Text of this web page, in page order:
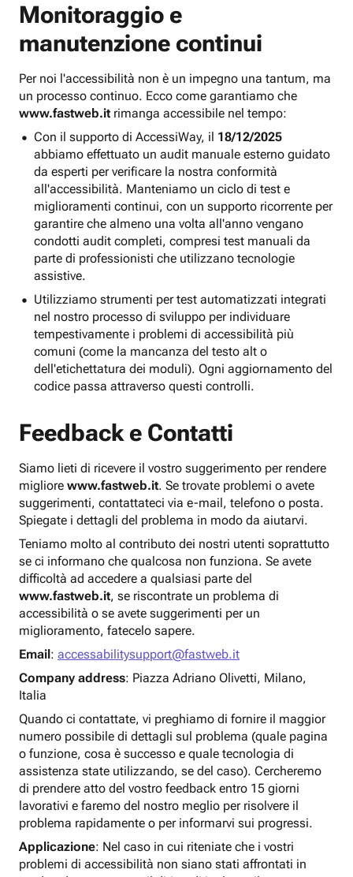
Monitoraggio e
manutenzione continui
Per noi l'accessibilità non è un impegno una tantum, ma
un processo continuo. Ecco come garantiamo che
www.fastweb.it rimanga accessibile nel tempo:
Con il supporto di AccessiWay, il 18/12/2025
abbiamo effettuato un audit manuale esterno guidato
da esperti per verificare la nostra conformità
all'accessibilità. Manteniamo un ciclo di test e
miglioramenti continui, con un supporto ricorrente per
garantire che almeno una volta all'anno vengano
condotti audit completi, compresi test manuali da
parte di professionisti che utilizzano tecnologie
assistive.
Utilizziamo strumenti per test automatizzati integrati
nel nostro processo di sviluppo per individuare
tempestivamente i problemi di accessibilità più
comuni (come la mancanza del testo alt o
dell'etichettatura dei moduli). Ogni aggiornamento del
codice passa attraverso questi controlli.
Feedback e Contatti
Siamo lieti di ricevere il vostro suggerimento per rendere
migliore www.fastweb.it. Se trovate problemi o avete
suggerimenti, contattateci via e-mail, telefono o posta.
Spiegate i dettagli del problema in modo da aiutarvi.
Teniamo molto al contributo dei nostri utenti soprattutto
se ci informano che qualcosa non funziona. Se avete
difficoltà ad accedere a qualsiasi parte del
www.fastweb.it, se riscontrate un problema di
accessibilità o se avete suggerimenti per un
miglioramento, fatecelo sapere.
Email: accessabilitysupport@fastweb.it
Company address: Piazza Adriano Olivetti, Milano,
Italia
Quando ci contattate, vi preghiamo di fornire il maggior
numero possibile di dettagli sul problema (quale pagina
o funzione, cosa è successo e quale tecnologia di
assistenza state utilizzando, se del caso). Cercheremo
di prendere atto del vostro feedback entro 15 giorni
lavorativi e faremo del nostro meglio per risolvere il
problema rapidamente o per informarvi sui progressi.
Applicazione: Nel caso in cui riteniate che i vostri
problemi di accessibilità non siano stati affrontati in